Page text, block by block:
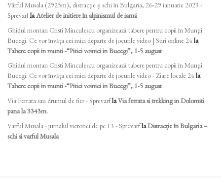
Vârful Musala (2925m), distracție și schi în Bulgaria, 26-29 ianuarie 2023 -
SprevarflaAtelier de initiere în alpinismul de iarnă
Ghidul montan Cristi Minculescu organizează tabere pentru copii în Munţii
Bucegi. Ce vor învăța cei mici departe de jocurile video | Stiri online 24la
Tabere copii in munti -“Pitici voinici in Bucegi”, 1-5 august
Ghidul montan Cristi Minculescu organizează tabere pentru copii în Munţii
Bucegi. Ce vor învăța cei mici departe de jocurile video - Ziare locale 24la
Tabere copii in munti -“Pitici voinici in Bucegi”, 1-5 august
Via Ferrata sau drumul de fier - SprevarflaVia ferrata si trekking in Dolomiti
pana la 3343m.
Varful Musala - jurnalul victoriei de pe 13 - SprevarflaDistracție în Bulgaria –
schi si varful Musala